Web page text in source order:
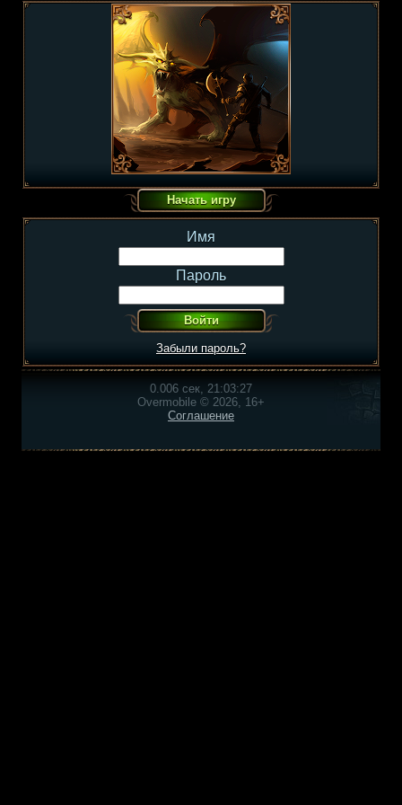
Имя
Пароль
Забыли пароль?
0.006 сек, 21:03:27
Overmobile © 2026, 16+
Соглашение